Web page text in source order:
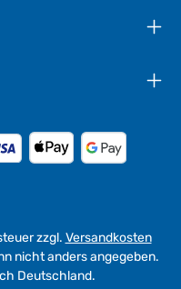
zzgl. Versandkosten
nicht anders angegeben.
Deutschland.